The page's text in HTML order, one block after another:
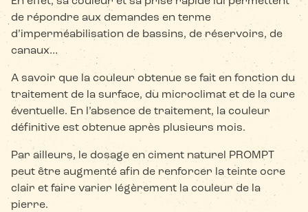
de répondre aux demandes en terme
d’imperméabilisation de bassins, de réservoirs, de
canaux…
A savoir que la couleur obtenue se fait en fonction du
traitement de la surface, du microclimat et de la cure
éventuelle. En l’absence de traitement, la couleur
définitive est obtenue après plusieurs mois.
Par ailleurs, le dosage en ciment naturel PROMPT
peut être augmenté afin de renforcer la teinte ocre
clair et faire varier légèrement la couleur de la
pierre.